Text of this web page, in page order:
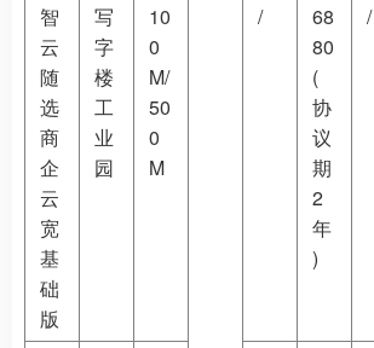
智
云
随
选
商
企
云
宽
基
础
版
写
字
楼
工
业
园
10
0
M/
50
0
M
/
68
80
(
协
议
期
2
年
)
/